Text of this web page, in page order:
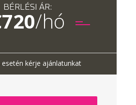
BÉRLÉSI ÁR:
720/hó
esetén kérje ajánlatunkat